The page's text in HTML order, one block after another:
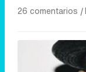
26 comentarios |